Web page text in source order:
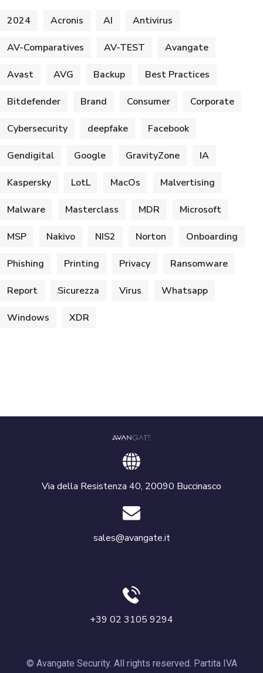
2024 Acronis AI Antivirus
AV-Comparatives AV-TEST Avangate
Avast AVG Backup Best Practices
Bitdefender Brand Consumer Corporate
Cybersecurity deepfake Facebook
Gendigital Google GravityZone IA
Kaspersky LotL MacOs Malvertising
Malware Masterclass MDR Microsoft
MSP Nakivo NIS2 Norton Onboarding
Phishing Printing Privacy Ransomware
Report Sicurezza Virus Whatsapp
Windows XDR
Via della Resistenza 40, 20090 Buccinasco
sales@avangate.it
+39 02 3105 9294
© Avangate Security. All rights reserved. Partita IVA